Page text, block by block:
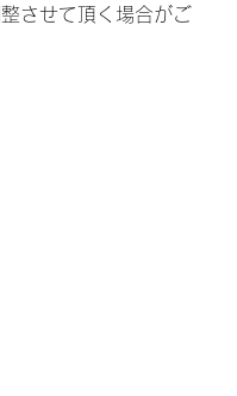
させて頂く場合がご